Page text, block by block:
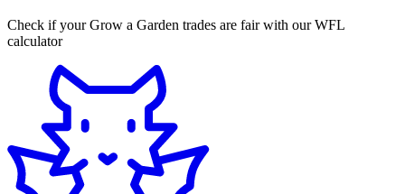
Check if your Grow a Garden trades are fair with our WFL
calculator